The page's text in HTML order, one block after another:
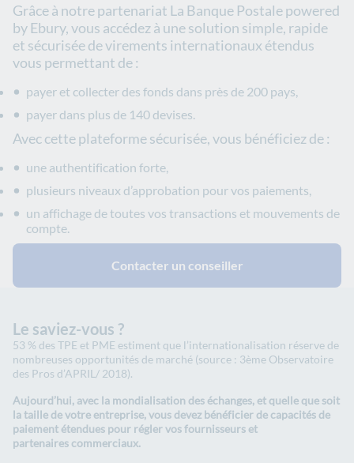
Grâce à notre partenariat La Banque Postale powered
by Ebury, vous accédez à une solution simple, rapide
et sécurisée de virements internationaux étendus
vous permettant de :
payer et collecter des fonds dans près de 200 pays,
payer dans plus de 140 devises.
Aveccette plateforme sécurisée, vous bénéficiez de :
une authentification forte,
plusieurs niveaux d’approbation pour vos paiements,
un affichage de toutes vos transactions et mouvements de
compte.
Contacter un conseiller
Le saviez-vous ?
53 % des TPE et PME estiment que l’internationalisation réserve de
nombreuses opportunités de marché (source : 3ème Observatoire
des Pros d’APRIL/ 2018).
Aujourd’hui, avec la mondialisation des échanges, et quelle que soit
la taille de votre entreprise, vous devez bénéficier de capacités de
paiement étendues pour régler vos fournisseurs et
partenaires commerciaux.